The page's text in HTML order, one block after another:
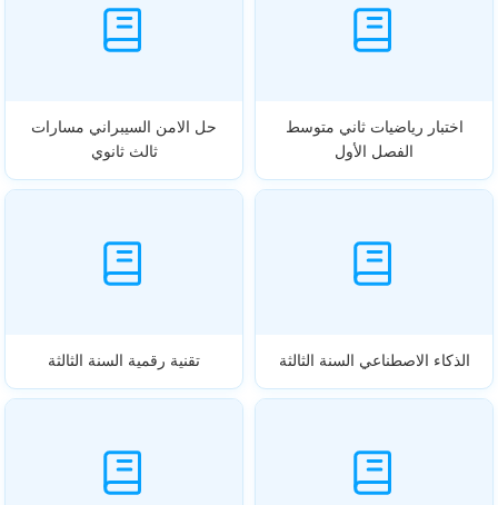
اختبار رياضيات ثاني متوسط
الفصل الأول
حل الامن السيبراني مسارات
ثالث ثانوي
الذكاء الاصطناعي السنة الثالثة تقنية رقمية السنة الثالثة